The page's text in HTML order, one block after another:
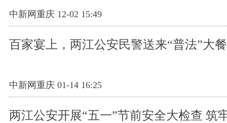
中新网重庆 12-02 15:49
百家宴上，两江公安民警送来“普法”大餐
中新网重庆 01-14 16:25
两江公安开展“五一”节前安全大检查 筑